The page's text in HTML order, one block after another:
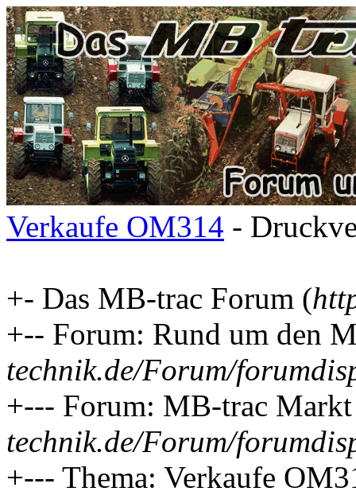
Verkaufe OM314 -
+- Das MB-trac Forum (
+-- Forum: Rund um den
technik.de/Forum/
+--- Forum: MB-trac
technik.de/Forum/
+--- Thema: Verkaufe